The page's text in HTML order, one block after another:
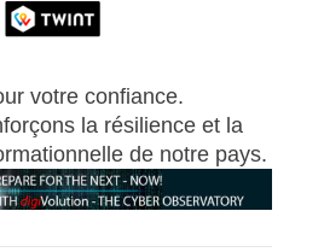
votre confiance.
la résilience et la
de notre pays.